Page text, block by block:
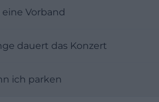
eine Vorband
dauert das Konzert
ich parken